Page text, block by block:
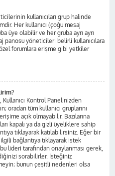
kullanıcıları grup halinde
Her kullanıcı (çoğu mesaj
üye olabilir ve her gruba ayrı ayrı
panosu yöneticileri belirli kullanıcılara
forumlara erişme gibi yetkiler
Kullanıcı Kontrol Panelinizden
oradan tüm kullanıcı gruplarını
açık olmayabilir. Bazılarına
kapalı ya da gizli üyeliklere sahip
tıklayarak katılabilirsiniz. Eğer bir
bağlantıya tıklayarak istek
lideri tarafından onaylanması gerek,
sorabilirler. İsteğiniz
bunun çeşitli nedenleri olsa